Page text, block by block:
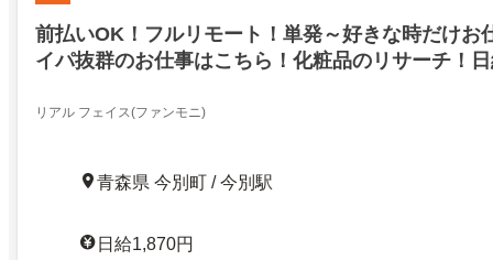
前払いOK！フルリモート！単発～好きな時だけお
イパ抜群のお仕事はこちら！化粧品のリサーチ！
リアル フェイス(ファンモニ)
青森県 今別町 / 今別駅
日給1,870円